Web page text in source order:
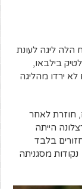
ביום שישי ב-22:00 תפתח הלה ליגה לעונת
בילבאו,
ירדו מהליגה
חוזרת לאחר
הייתה
בלבד
(1,2,13) ועם הפרש של 54 שערים, במרחק 11 נקודות מסגניתה